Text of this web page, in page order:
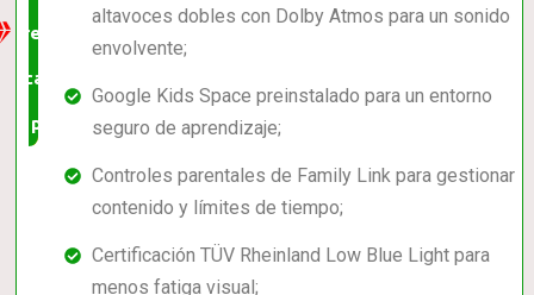
relación
calidad-
precio
altavoces dobles con Dolby Atmos para un sonido
envolvente;
Google Kids Space preinstalado para un entorno
seguro de aprendizaje;
Controles parentales de Family Link para gestionar
contenido y límites de tiempo;
Certificación TÜV Rheinland Low Blue Light para
menos fatiga visual;